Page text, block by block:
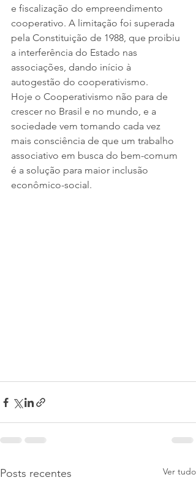
e fiscalização do empreendimento
cooperativo. A limitação foi superada
pela Constituição de 1988, que proibiu
a interferência do Estado nas
associações, dando início à
autogestão do cooperativismo.
Hoje o Cooperativismo não para de
crescer no Brasil e no mundo, e a
sociedade vem tomando cada vez
mais consciência de que um trabalho
associativo em busca do bem-comum
é a solução para maior inclusão
econômico-social.
Posts recentes Ver tudo